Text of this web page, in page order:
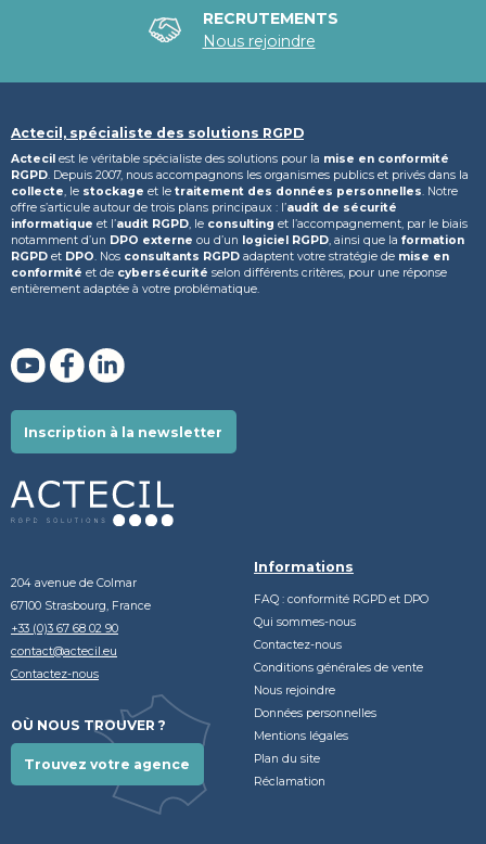
RECRUTEMENTS
Nous rejoindre
Actecil, spécialiste des solutions RGPD
Actecil est le véritable spécialiste des solutions pour la mise en conformité
RGPD. Depuis 2007, nous accompagnons les organismes publics et privés dans la
collecte, le stockage et le traitement des données personnelles. Notre
offre s’articule autour de trois plans principaux : l’audit de sécurité
informatique et l’audit RGPD, le consulting et l’accompagnement, par le biais
notamment d’un DPO externe ou d’un logiciel RGPD, ainsi que la formation
RGPD et DPO. Nos consultants RGPD adaptent votre stratégie de mise en
conformité et de cybersécurité selon différents critères, pour une réponse
entièrement adaptée à votre problématique.
Inscription à la newsletter
204 avenue de Colmar
67100 Strasbourg, France
+33 (0)3 67 68 02 90
contact@actecil.eu
Contactez-nous
OÙ NOUS TROUVER ?
Trouvez votre agence
Informations
FAQ : conformité RGPD et DPO
Qui sommes-nous
Contactez-nous
Conditions générales de vente
Nous rejoindre
Données personnelles
Mentions légales
Plan du site
Réclamation